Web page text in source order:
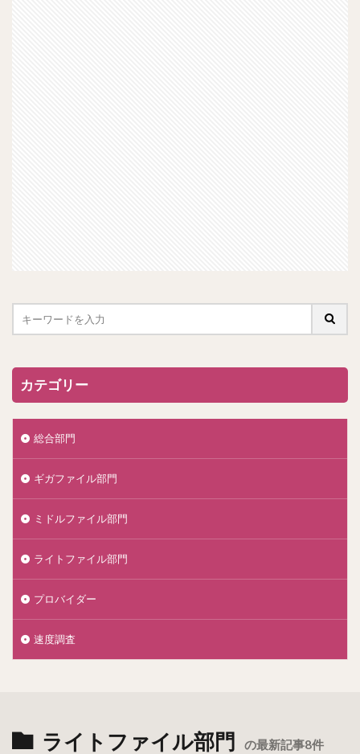
カテゴリー
総合部門
ギガファイル部門
ミドルファイル部門
ライトファイル部門
プロバイダー
速度調査
ライトファイル部門 の最新記事8件